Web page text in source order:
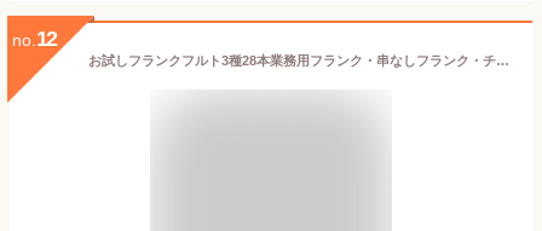
no. 12
お試しフランクフルト3種28本業務用フランク・串なしフランク・チーズ入りフランク 当店人気 業務用 フランクフルト3種をお試し！ 送料無料 フランク 業務用 フランクフルト ソーセージ 試食 お試し チーズ 串なし